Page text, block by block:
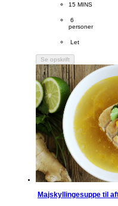
PreparationTime
15 MINS
Servings
6
personer
Difficulty
Let
Se opskrift
Majskyllingesuppe til